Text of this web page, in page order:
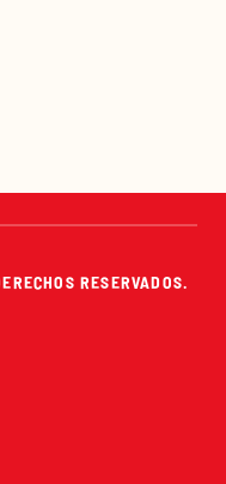
RESERVADOS.